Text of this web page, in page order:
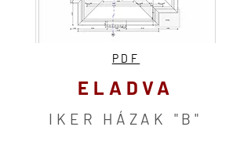
PDF
ELADVA
IKER HÁZAK "B"